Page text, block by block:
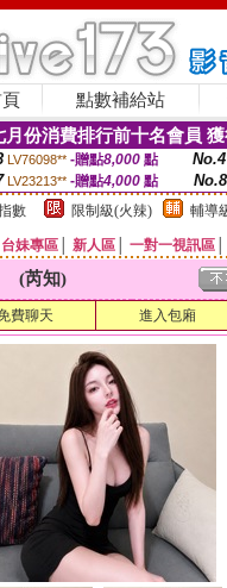
點數補給站
月份消費排行前十名會員
LV76098** -贈點8,000點 No.4
LV23213** -贈點4,000 點 No.8
數
限制級(火辣) 輔導
台妹專區 新人區 一對一視訊區
(芮知)
費聊天 進入包廂